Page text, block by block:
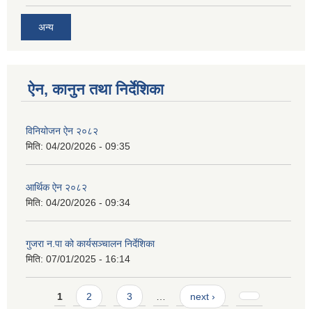
अन्य
ऐन, कानुन तथा निर्देशिका
विनियोजन ऐन २०८२
मिति: 04/20/2026 - 09:35
आर्थिक ऐन २०८२
मिति: 04/20/2026 - 09:34
गुजरा न.पा को कार्यसञ्चालन निर्देशिका
मिति: 07/01/2025 - 16:14
Pages
1 2 3 … next ›